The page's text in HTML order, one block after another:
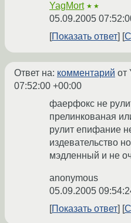
YagMort ★★
05.09.2005
Показать ответ
Ответ на: комментарий от
07:52:00 +00:00
фаерфокс не
прелинкованая
рулит епифание
издевательство
мэдленный и не
anonymous
05.09.2005
Показать ответ